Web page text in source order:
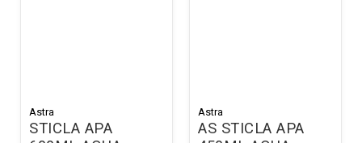
Astra
STICLA APA
Astra
AS STICLA APA